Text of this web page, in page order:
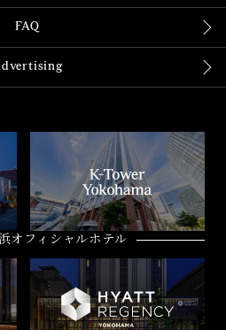
FAQ
オフィシャルホテル